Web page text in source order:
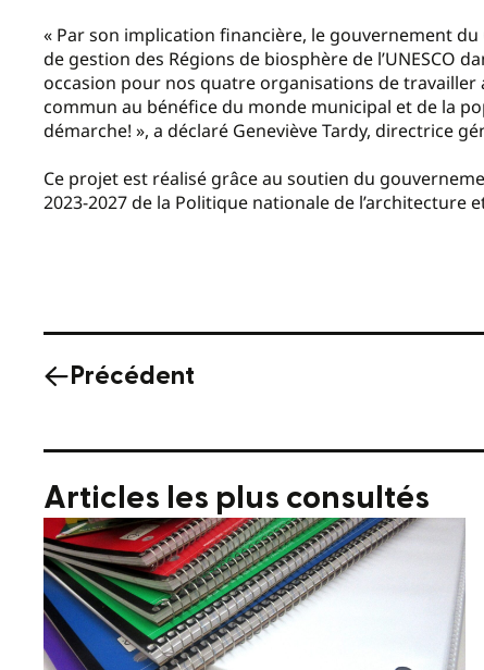
« Par son implication financière, le gouvernement
de gestion des Régions de biosphère de l’UNESCO
occasion pour nos quatre organisations de
commun au bénéfice du monde municipal et de la
démarche! », a déclaré Geneviève Tardy, directrice
Ce projet est réalisé grâce au soutien du
2023-2027 de la Politique nationale de l’architecture
Précédent
Articles les plus consultés